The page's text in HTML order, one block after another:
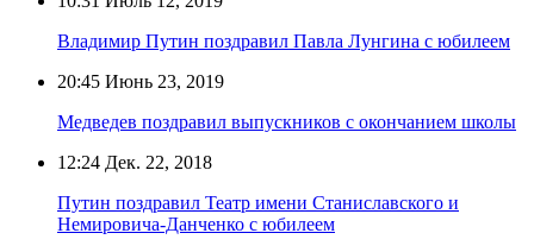
Владимир Путин поздравил Павла Лунгина с юбилеем
20:45 Июнь 23, 2019
Медведев поздравил выпускников с окончанием школы
12:24 Дек. 22, 2018
Путин поздравил Театр имени Станиславского и
Немировича-Данченко с юбилеем